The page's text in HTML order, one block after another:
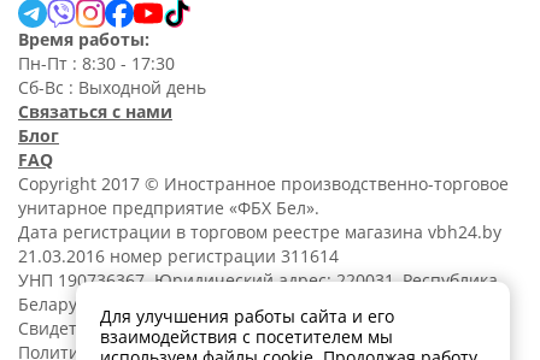
Время работы:
Пн-Пт : 8:30 - 17:30
Сб-Вс : Выходной день
Связаться с нами
Блог
FAQ
Copyright 2017 © Иностранное производственно-торговое
унитарное предприятие «ФБХ Бел».
Дата регистрации в торговом реестре магазина vbh24.by
21.03.2016 номер регистрации 311614
УНП 190736367. Юридический адрес: 220031, Республика
Беларусь, г. Минск, ул. Танковая, 15-1, 5 этаж;
Свидетельство о регистрации N190736367 от 11.02.2014.
Политика обработки
Для улучшения работы сайта и его
взаимодействия с посетителем мы